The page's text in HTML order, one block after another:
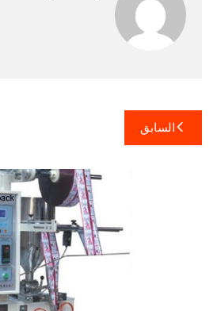
تصفّح
المقالات
السابق